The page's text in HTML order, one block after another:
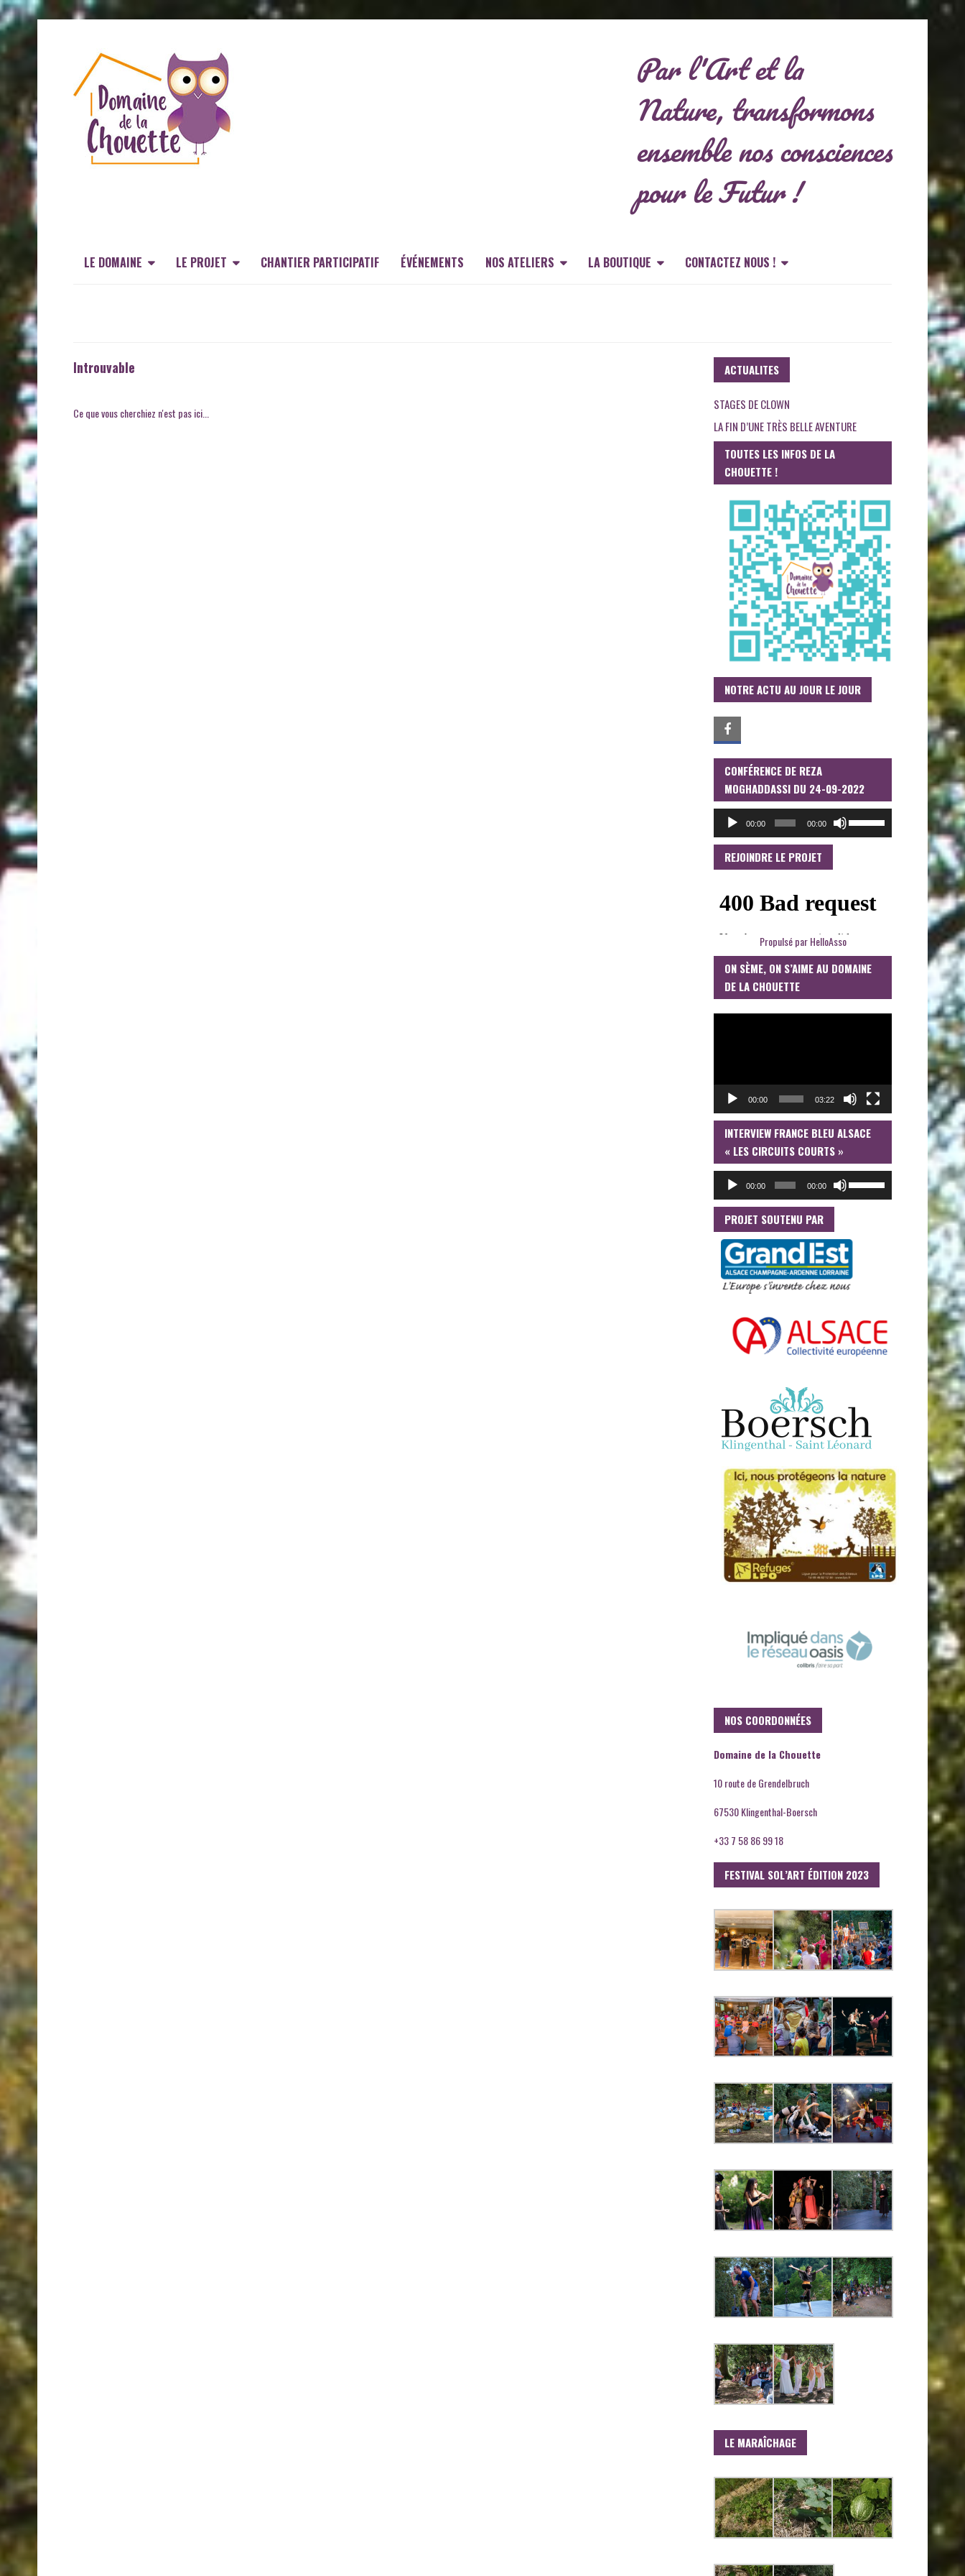
Par l'Art et la
Nature, transformons
ensemble nos consciences
pour le Futur !
LE DOMAINE LE PROJET CHANTIER PARTICIPATIF ÉVÉNEMENTS NOS ATELIERS LA BOUTIQUE CONTACTEZ NOUS !
Introuvable
Ce que vous cherchiez n'est pas ici...
ACTUALITES
STAGES DE CLOWN
LA FIN D’UNE TRÈS BELLE AVENTURE
TOUTES LES INFOS DE LA
CHOUETTE !
NOTRE ACTU AU JOUR LE JOUR
CONFÉRENCE DE REZA
MOGHADDASSI DU 24-09-2022
LECTEUR
00:00 00:00
LES
FLÈCHES
DIMINUER
REJOINDRE LE PROJET
Propulsé parHelloAsso
ON SÈME, ON S’AIME AU DOMAINE
DE LA CHOUETTE
00:00 03:22
INTERVIEW FRANCE BLEU ALSACE
« LES CIRCUITS COURTS »
LECTEUR
00:00 00:00
LES
FLÈCHES
AUGMENTER
OU
DIMINUER
LE
VOLUME.
PROJET SOUTENU PAR
NOS COORDONNÉES
Domaine de la Chouette
10 route de Grendelbruch
67530 Klingenthal-Boersch
+33 7 58 86 99 18
FESTIVAL SOL’ART ÉDITION 2023
LE MARAÎCHAGE